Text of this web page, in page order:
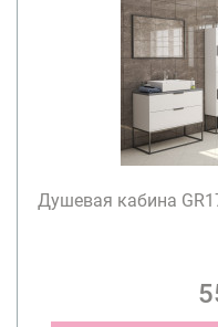
Душевая кабина